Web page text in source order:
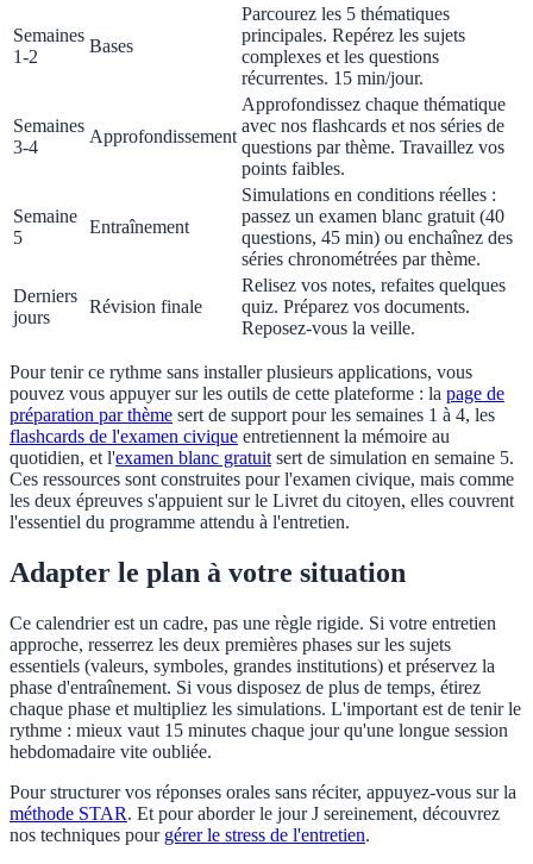
Semaines
1-2
Bases
Parcourez les 5 thématiques
principales. Repérez les sujets
complexes et les questions
récurrentes. 15 min/jour.
Semaines
3-4
Approfondissement
Approfondissez chaque thématique
avec nos flashcards et nos séries de
questions par thème. Travaillez vos
points faibles.
Semaine
5
Entraînement
Simulations en conditions réelles :
passez un examen blanc gratuit (40
questions, 45 min) ou enchaînez des
séries chronométrées par thème.
Derniers
jours
Révision finale
Relisez vos notes, refaites quelques
quiz. Préparez vos documents.
Reposez-vous la veille.
Pour tenir ce rythme sans installer plusieurs applications, vous
pouvez vous appuyer sur les outils de cette plateforme : la page de
préparation par thème sert de support pour les semaines 1 à 4, les
flashcards de l'examen civique entretiennent la mémoire au
quotidien, et l'examen blanc gratuit sert de simulation en semaine 5.
Ces ressources sont construites pour l'examen civique, mais comme
les deux épreuves s'appuient sur le Livret du citoyen, elles couvrent
l'essentiel du programme attendu à l'entretien.
Adapter le plan à votre situation
Ce calendrier est un cadre, pas une règle rigide. Si votre entretien
approche, resserrez les deux premières phases sur les sujets
essentiels (valeurs, symboles, grandes institutions) et préservez la
phase d'entraînement. Si vous disposez de plus de temps, étirez
chaque phase et multipliez les simulations. L'important est de tenir le
rythme : mieux vaut 15 minutes chaque jour qu'une longue session
hebdomadaire vite oubliée.
Pour structurer vos réponses orales sans réciter, appuyez-vous sur la
méthode STAR. Et pour aborder le jour J sereinement, découvrez
nos techniques pour gérer le stress de l'entretien.